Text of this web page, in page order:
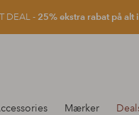
DEAL - 25% ekstra rabat på alt
Mærker